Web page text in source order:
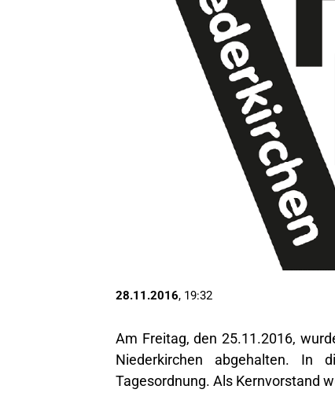
28.11.2016, 19:32
Am Freitag, den 25.11.2016,
Niederkirchen abgehalten. In
Tagesordnung. Als Kernvorstand